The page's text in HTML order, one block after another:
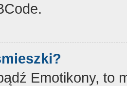
Emotikony, to